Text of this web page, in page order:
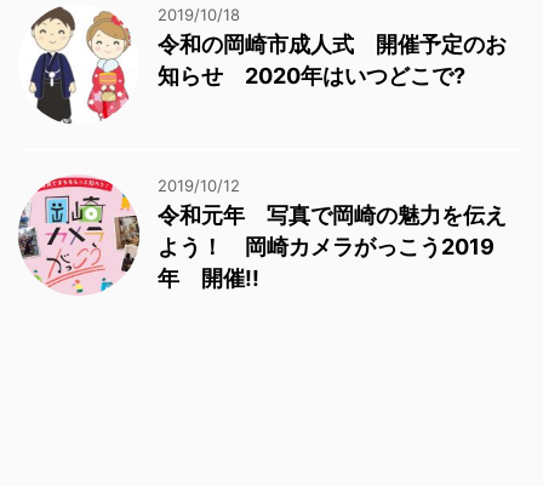
2019/10/18
令和の岡崎市成人式 開催予定のお
知らせ 2020年はいつどこで?
2019/10/12
令和元年 写真で岡崎の魅力を伝え
よう！ 岡崎カメラがっこう2019
年 開催!!